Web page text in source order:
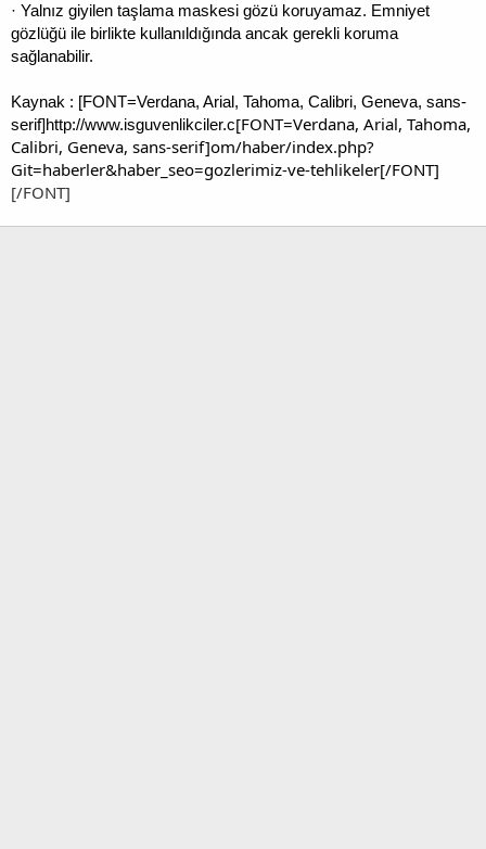
· Yalnız giyilen taşlama maskesi gözü koruyamaz. Emniyet
gözlüğü ile birlikte kullanıldığında ancak gerekli koruma
sağlanabilir.
Kaynak : [FONT=Verdana, Arial, Tahoma, Calibri, Geneva, sans-
serif]http://www.isguvenlikciler.c[FONT=Verdana, Arial, Tahoma,
Calibri, Geneva, sans-serif]om/haber/index.php?
Git=haberler&haber_seo=gozlerimiz-ve-tehlikeler[/FONT]
[/FONT]